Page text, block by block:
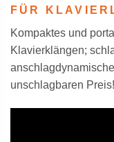
FÜR
Kompaktes und
Klavierklängen;
unschlagbaren Preis!